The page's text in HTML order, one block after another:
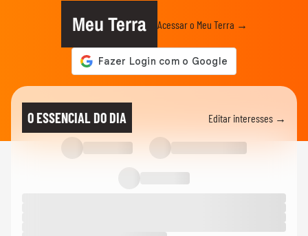
Meu Terra Acessar o Meu Terra →
O ESSENCIAL DO DIA Editar interesses →